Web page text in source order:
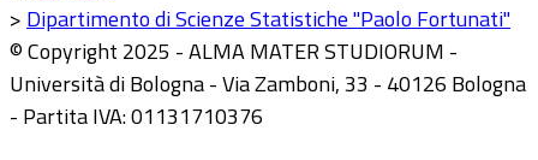
> Dipartimento di Scienze Statistiche "Paolo Fortunati"
© Copyright 2025 - ALMA MATER STUDIORUM -
Università di Bologna - Via Zamboni, 33 - 40126 Bologna
- Partita IVA: 01131710376